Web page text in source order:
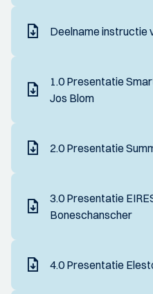
Deelname instructie
1.0 Presentatie
Jos Blom
2.0 Presentatie
3.0 Presentatie
Boneschanscher
4.0 Presentatie